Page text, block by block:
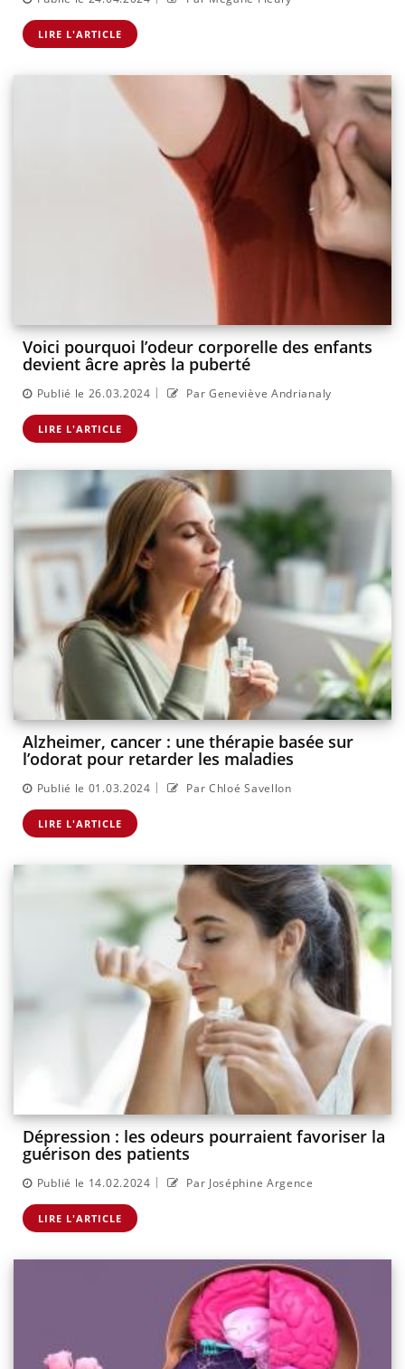
LIRE L'ARTICLE
Voici pourquoi l’odeur corporelle des enfants
devient âcre après la puberté
Publié le 26.03.2024 | Par Geneviève Andrianaly
LIRE L'ARTICLE
Alzheimer, cancer : une thérapie basée sur
l’odorat pour retarder les maladies
Publié le 01.03.2024 | Par Chloé Savellon
LIRE L'ARTICLE
Dépression : les odeurs pourraient favoriser la
guérison des patients
Publié le 14.02.2024 | Par Joséphine Argence
LIRE L'ARTICLE